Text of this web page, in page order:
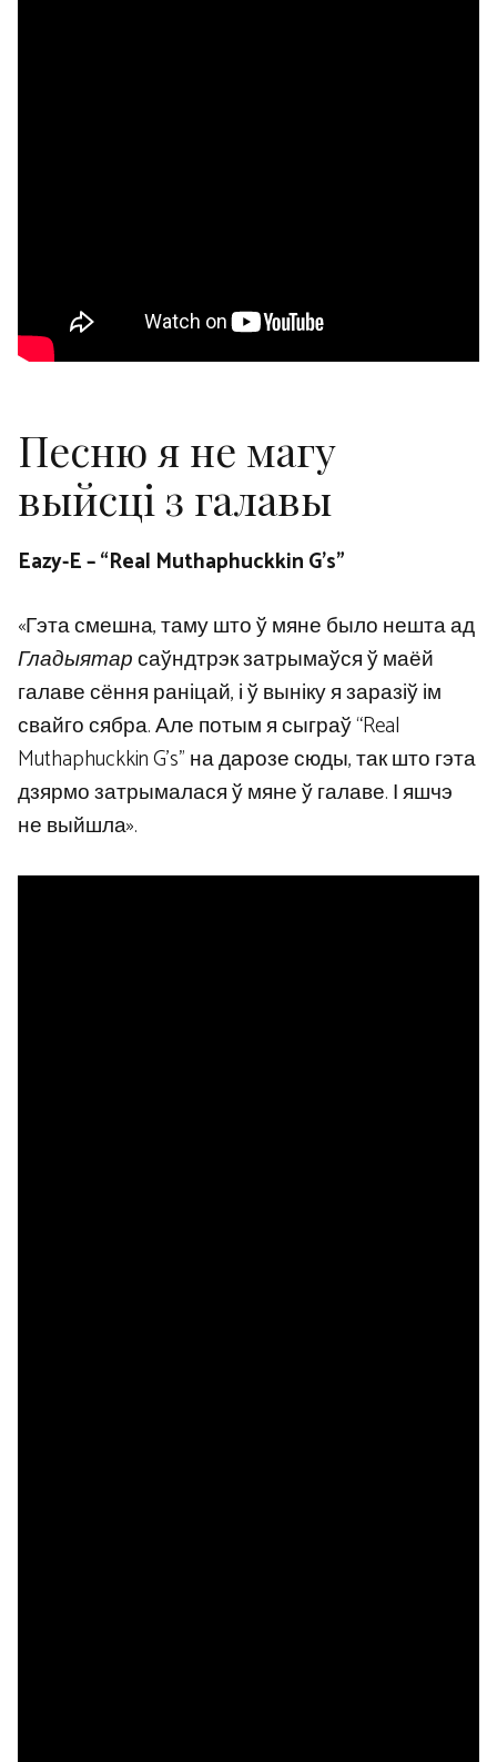
Песню я не магу
выйсці з галавы
Eazy-E – “Real Muthaphuckkin G’s”
«Гэта смешна, таму што ў мяне было нешта ад
Гладыятарсаўндтрэк затрымаўся ў маёй
галаве сёння раніцай, і ў выніку я заразіў ім
свайго сябра. Але потым я сыграў “Real
Muthaphuckkin G’s” на дарозе сюды, так што гэта
дзярмо затрымалася ў мяне ў галаве. І яшчэ
не выйшла».